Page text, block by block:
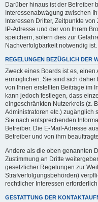
Darüber hinaus ist der Betreiber
Interessenabwägung zwischen
Interessen Dritter, Zeitpunkte
IP-Adresse und der von Ihrem
speichern, sofern dies zur
Nachverfolgbarkeit notwendig ist.
REGELUNGEN BEZÜGLICH DER
Zweck eines Boards ist es,
ermöglichen. Sie sind sich daher
von Ihnen erstellten Beiträge im
kann jedoch festlegen, dass
eingeschränkten Nutzerkreis (z.
Administratoren etc.) zugänglich
Sie nach entsprechenden
Betreiber. Die E-Mail-Adresse
Betreiber und von ihm
Andere als die oben genannten
Zustimmung an Dritte
gesetzlicher Regelungen zur
Strafverfolgungsbehörden)
rechtlicher Interessen erforderlich
GESTATTUNG DER